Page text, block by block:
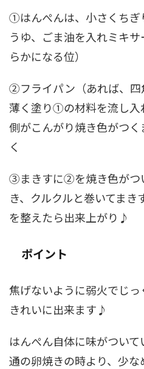
①はんぺんは、小さくちぎ
うゆ、ごま油を入れミキ
らかになる位）
②フライパン（あれば、四
薄く塗り①の材料を流し入
側がこんがり焼き色がつ
く
③まきすに②を焼き色がつ
き、クルクルと巻いてま
を整えたら出来上がり♪
ポイント
焦げないように弱火でじ
きれいに出来ます♪
はんぺん自体に味がつい
通の卵焼きの時より、少